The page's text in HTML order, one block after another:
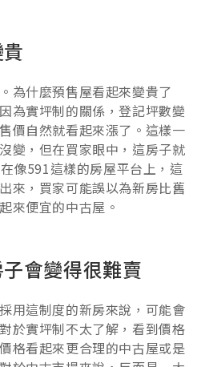
為什麼預售屋看起來變貴了
為實坪制的關係，登記坪數變
價自然就看起來漲了。這樣一
變，但在買家眼中，這房子就
像591這樣的房屋平台上，這
來，買家可能誤以為新房比舊
來便宜的中古屋。
會變得很難賣
用這制度的新房來說，可能會
於實坪制不太了解，看到價格
格看起來更合理的中古屋或是